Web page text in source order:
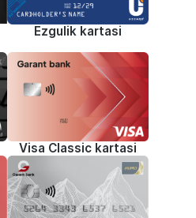
Ezgulik kartasi
Visa Classic kartasi